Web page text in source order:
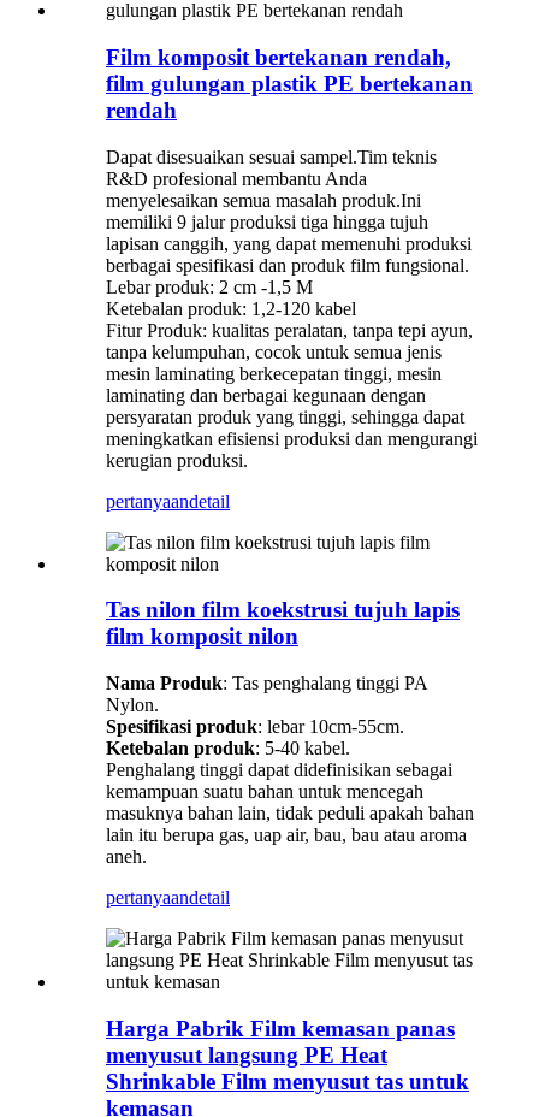
Film komposit bertekanan rendah,
film gulungan plastik PE bertekanan
rendah
Dapat disesuaikan sesuai sampel.Tim teknis
R&D profesional membantu Anda
menyelesaikan semua masalah produk.Ini
memiliki 9 jalur produksi tiga hingga tujuh
lapisan canggih, yang dapat memenuhi produksi
berbagai spesifikasi dan produk film fungsional.
Lebar produk: 2 cm -1,5 M
Ketebalan produk: 1,2-120 kabel
Fitur Produk: kualitas peralatan, tanpa tepi ayun,
tanpa kelumpuhan, cocok untuk semua jenis
mesin laminating berkecepatan tinggi, mesin
laminating dan berbagai kegunaan dengan
persyaratan produk yang tinggi, sehingga dapat
meningkatkan efisiensi produksi dan mengurangi
kerugian produksi.
pertanyaandetail
Tas nilon film koekstrusi tujuh lapis
film komposit nilon
Nama Produk: Tas penghalang tinggi PA
Nylon.
Spesifikasi produk: lebar 10cm-55cm.
Ketebalan produk: 5-40 kabel.
Penghalang tinggi dapat didefinisikan sebagai
kemampuan suatu bahan untuk mencegah
masuknya bahan lain, tidak peduli apakah bahan
lain itu berupa gas, uap air, bau, bau atau aroma
aneh.
pertanyaandetail
Harga Pabrik Film kemasan panas
menyusut langsung PE Heat
Shrinkable Film menyusut tas untuk
kemasan